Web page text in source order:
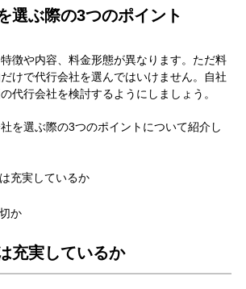
選ぶ際の3つのポイント
徴や内容、料金形態が異なります。ただ料
けで代行会社を選んではいけません。自社
代行会社を検討するようにしましょう。
を選ぶ際の3つのポイントについて紹介し
充実しているか
か
充実しているか